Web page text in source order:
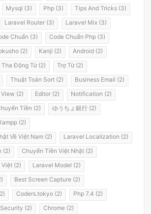
Mysql (3) Php (3)
Tips And Tricks (3)
Laravel Router (3)
Laravel Mix (3)
Chuẩn (3)
Code Chuẩn Php (3)
(2) Kanji (2)
Android (2)
Tha Động Từ (2)
Trợ Từ (2)
Thuật Toán Sort (2)
Business Email (2)
View (2) Editor (2)
Notification (2)
Tiền (2)
ゆうちょ銀行 (2)
(2)
Về Việt Nam (2)
Laravel Localization (2)
(2)
Chuyển Tiền Việt Nhật (2)
(2)
Laravel Model (2)
Best Screen Capture (2)
Coders.tokyo (2)
Php 7.4 (2)
(2)
Chrome (2)